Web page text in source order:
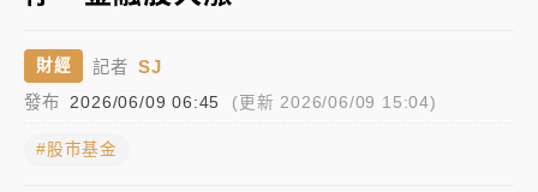
分析｜
標？ 鴻海本週法說法人關注的四大重點
盟 兩大愛徒向他致
財經 記者 SJ
發布 2026/06/09 06:45 (更新 2026/06/09 15:04)
#股市基金